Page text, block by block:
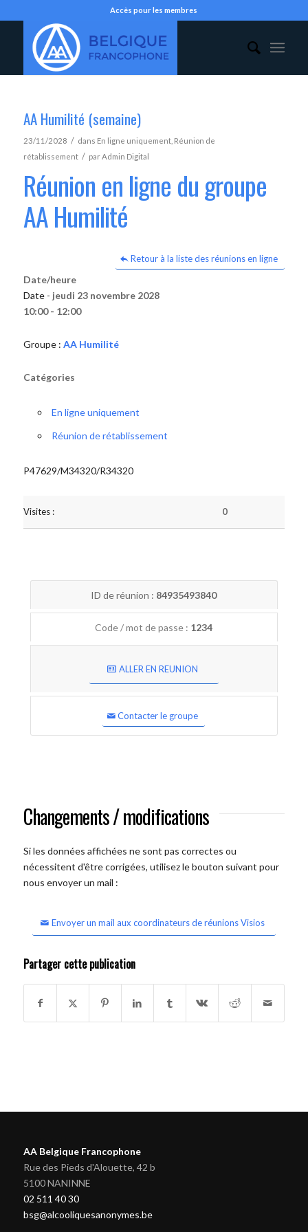
Accès pour les membres
AA Humilité (semaine)
23/11/2028 / dans En ligne uniquement, Réunion de
rétablissement / parAdmin Digital
Réunion en ligne du groupe
AA Humilité
Retour à la liste des réunions en ligne
Date/heure
Date - jeudi 23 novembre 2028
10:00 - 12:00
Groupe : AA Humilité
Catégories
En ligne uniquement
Réunion de rétablissement
P47629/M34320/R34320
Visites : 0
ID de réunion : 84935493840
Code / mot de passe : 1234
ALLER EN REUNION
Contacter le groupe
Changements / modifications
Si les données affichées ne sont pas correctes ou
nécessitent d'être corrigées, utilisez le bouton suivant pour
nous envoyer un mail :
Envoyer un mail aux coordinateurs de réunions Visios
Partager cette publication
AA Belgique Francophone
Rue des Pieds d'Alouette, 42 b
5100 NANINNE
02 511 40 30
bsg@alcooliquesanonymes.be